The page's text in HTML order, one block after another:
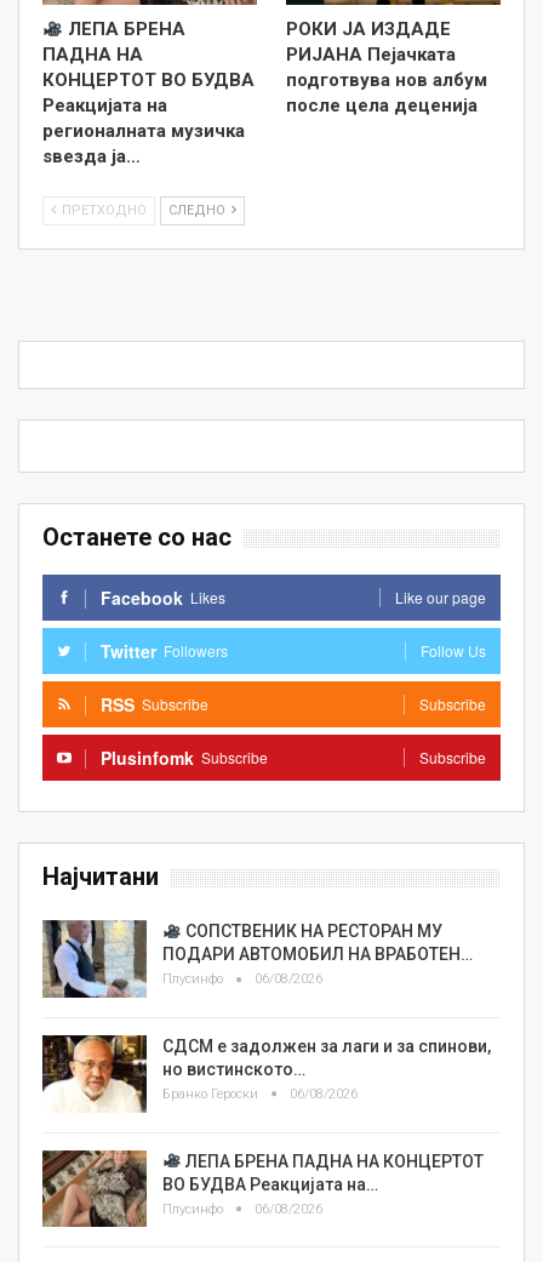
ЛЕПА БРЕНА
ПАДНА НА
КОНЦЕРТОТ ВО БУДВА
Реакцијата на
регионалната музичка
ѕвезда ја…
РОКИ ЈА ИЗДАДЕ
РИЈАНА Пејачката
подготвува нов албум
после цела деценија
ПРЕТХОДНО СЛЕДНО
Останете со нас
Facebook Likes Like our page
Twitter Followers Follow Us
RSS Subscribe Subscribe
Plusinfomk Subscribe Subscribe
Најчитани
СОПСТВЕНИК НА РЕСТОРАН МУ
ПОДАРИ АВТОМОБИЛ НА ВРАБОТЕН…
Плусинфо 06/08/2026
СДСМ е задолжен за лаги и за спинови,
но вистинското…
Бранко Героски 06/08/2026
ЛЕПА БРЕНА ПАДНА НА КОНЦЕРТОТ
ВО БУДВА Реакцијата на…
Плусинфо 06/08/2026